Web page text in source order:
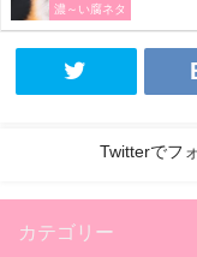
濃～い腐ネタ
Twitterでフ
カテゴリー